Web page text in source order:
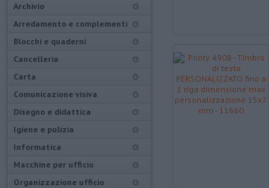
Archivio
Arredamento e complementi
Blocchi e quaderni
Cancelleria
Carta
Comunicazione visiva
Disegno e didattica
Igiene e pulizia
Informatica
Macchine per ufficio
Organizzazione ufficio